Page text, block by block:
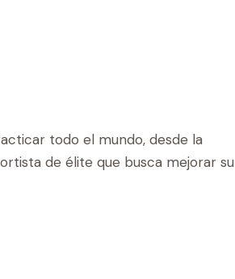
todo el mundo, desde la
de élite que busca mejorar su